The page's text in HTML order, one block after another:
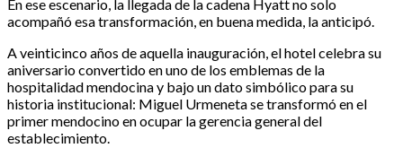
En ese escenario, la llegada de la cadena Hyatt no solo
acompañó esa transformación, en buena medida, la anticipó.
A veinticinco años de aquella inauguración, el hotel celebra su
aniversario convertido en uno de los emblemas de la
hospitalidad mendocina y bajo un dato simbólico para su
historia institucional: Miguel Urmeneta se transformó en el
primer mendocino en ocupar la gerencia general del
establecimiento.